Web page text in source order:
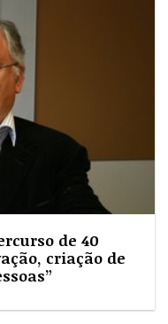
de 40
criação de